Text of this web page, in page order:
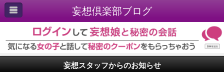
妄想倶楽部ブログ
妄想スタッフからのお知らせ